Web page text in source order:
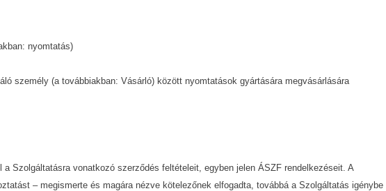
nyomtatás)
személy (a továbbiakban: Vásárló) között nyomtatások gyártására megvásárlására
Szolgáltatásra vonatkozó szerződés feltételeit, egyben jelen ÁSZF rendelkezéseit. A
– megismerte és magára nézve kötelezőnek elfogadta, továbbá a Szolgáltatás igénybe